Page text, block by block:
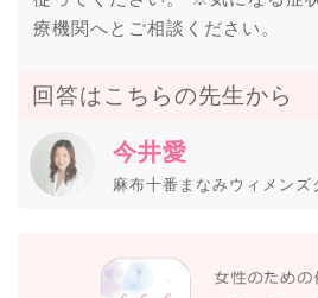
療機関へとご相談ください。
回答はこちらの先生から
今井愛
麻布十番まなみウィメンズ